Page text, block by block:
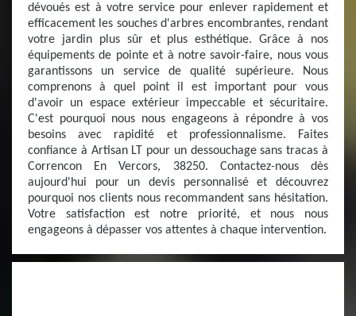
dévoués est à votre service pour enlever rapidement et
efficacement les souches d'arbres encombrantes, rendant
votre jardin plus sûr et plus esthétique. Grâce à nos
équipements de pointe et à notre savoir-faire, nous vous
garantissons un service de qualité supérieure. Nous
comprenons à quel point il est important pour vous
d'avoir un espace extérieur impeccable et sécuritaire.
C'est pourquoi nous nous engageons à répondre à vos
besoins avec rapidité et professionnalisme. Faites
confiance à Artisan LT pour un dessouchage sans tracas à
Correncon En Vercors, 38250. Contactez-nous dès
aujourd'hui pour un devis personnalisé et découvrez
pourquoi nos clients nous recommandent sans hésitation.
Votre satisfaction est notre priorité, et nous nous
engageons à dépasser vos attentes à chaque intervention.